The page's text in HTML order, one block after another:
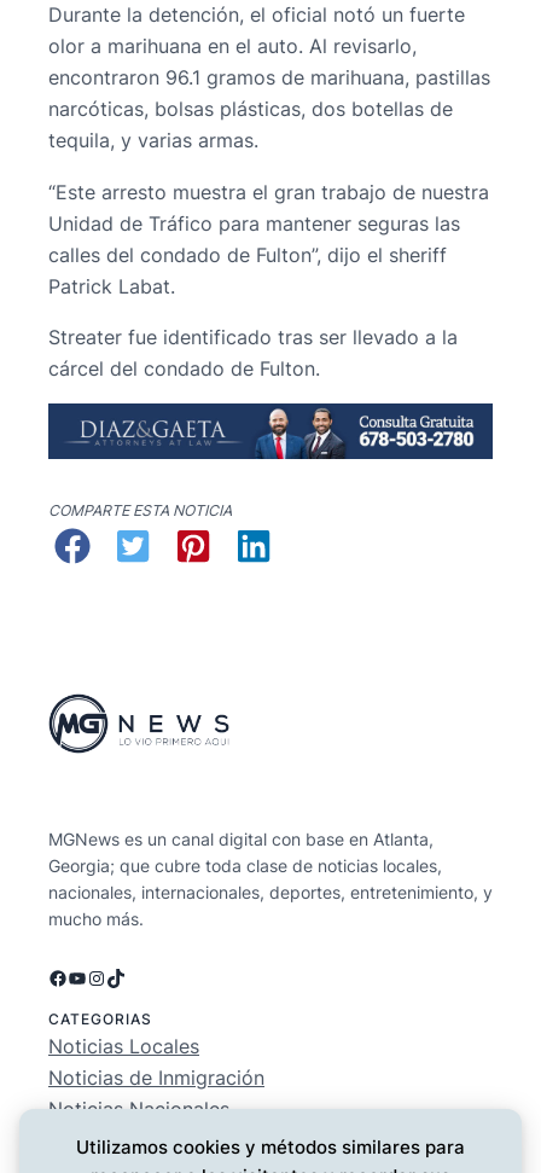
Durante la detención, el oficial notó un fuerte
olor a marihuana en el auto. Al revisarlo,
encontraron 96.1 gramos de marihuana, pastillas
narcóticas, bolsas plásticas, dos botellas de
tequila, y varias armas.
“Este arresto muestra el gran trabajo de nuestra
Unidad de Tráfico para mantener seguras las
calles del condado de Fulton”, dijo el sheriff
Patrick Labat.
Streater fue identificado tras ser llevado a la
cárcel del condado de Fulton.
COMPARTE ESTA NOTICIA
MGNews es un canal digital con base en Atlanta,
Georgia; que cubre toda clase de noticias locales,
nacionales, internacionales, deportes, entretenimiento, y
mucho más.
Facebook
YouTube
Instagram
TikTok
CATEGORIAS
Noticias Locales
Noticias de Inmigración
Noticias Nacionales
Deportes
Utilizamos cookies y métodos similares para